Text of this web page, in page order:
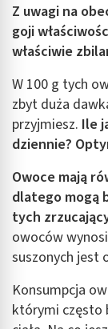
Z uwagi na
goji
właściwie
W 100 g tych
zbyt duża
przyjmiesz. Ile
dziennie?
Owoce mają
dlatego mogą
tych
owoców
suszonych jest
Konsumpcja
którymi często
Tworzenie
Pomiar
Pomiar
Rozumienie
kombinacji
Rozwój i
wyboru treści
Funkcje specjalne
Użycie